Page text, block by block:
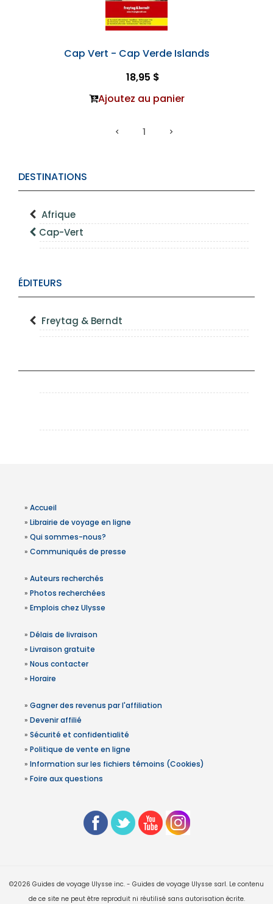
DESTINATIONS
Afrique
Cap-Vert
ÉDITEURS
Freytag & Berndt
Cap Vert - Cap Verde Islands
18,95 $
Ajoutez au panier
1
» Accueil
» Librairie de voyage en ligne
» Qui sommes-nous?
» Communiqués de presse
» Auteurs recherchés
» Photos recherchées
» Emplois chez Ulysse
» Délais de livraison
» Livraison gratuite
» Nous contacter
» Horaire
» Gagner des revenus par l'affiliation
» Devenir affilié
» Sécurité et confidentialité
» Politique de vente en ligne
» Information sur les fichiers témoins (Cookies)
» Foire aux questions
©2026 Guides de voyage Ulysse inc. - Guides de voyage Ulysse sarl. Le contenu
de ce site ne peut être reproduit ni réutilisé sans autorisation écrite.